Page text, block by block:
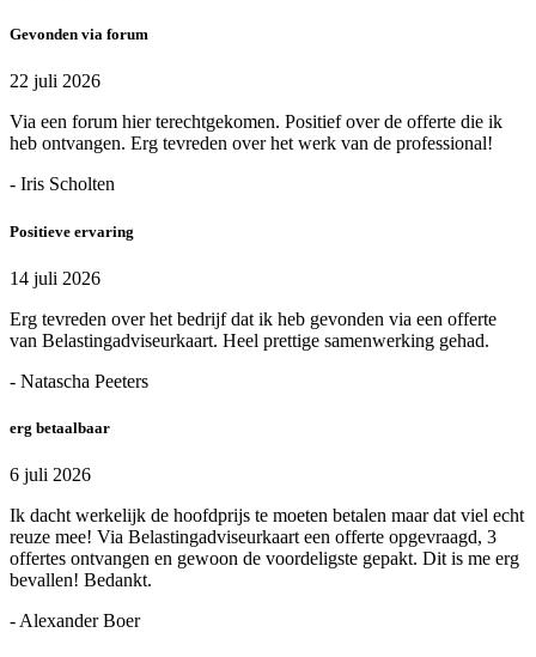
Gevonden via forum
22 juli 2026
Via een forum hier terechtgekomen. Positief over de offerte die ik
heb ontvangen. Erg tevreden over het werk van de professional!
- Iris Scholten
Positieve ervaring
14 juli 2026
Erg tevreden over het bedrijf dat ik heb gevonden via een offerte
van Belastingadviseurkaart. Heel prettige samenwerking gehad.
- Natascha Peeters
erg betaalbaar
6 juli 2026
Ik dacht werkelijk de hoofdprijs te moeten betalen maar dat viel echt
reuze mee! Via Belastingadviseurkaart een offerte opgevraagd, 3
offertes ontvangen en gewoon de voordeligste gepakt. Dit is me erg
bevallen! Bedankt.
- Alexander Boer